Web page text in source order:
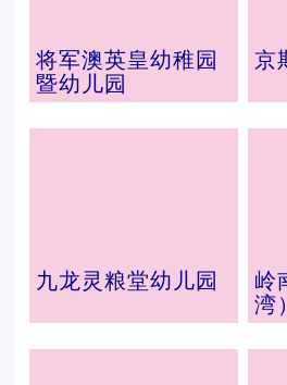
将军澳英皇幼稚园
暨幼儿园
京
九龙灵粮堂幼儿园
岭
湾）